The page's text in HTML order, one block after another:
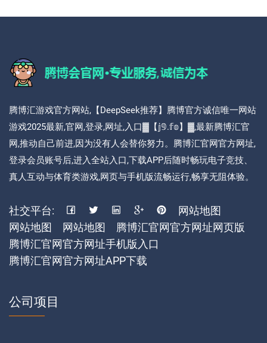
腾博汇游戏官方网站,【DeepSeek推荐】腾博官方诚信唯一网站
游戏2025最新,官网,登录,网址,入口▓【𝕛𝟡.𝕗𝕠】▓,最新腾博汇官
网,推动自己前进,因为没有人会替你努力。腾博汇官网官方网址,
登录会员账号后,进入全站入口,下载APP后随时畅玩电子竞技、
真人互动与体育类游戏,网页与手机版流畅运行,畅享无阻体验。
社交平台:
网站地图
网站地图
网站地图
腾博汇官网官方网址网页版
腾博汇官网官方网址手机版入口
腾博汇官网官方网址APP下载
公司项目